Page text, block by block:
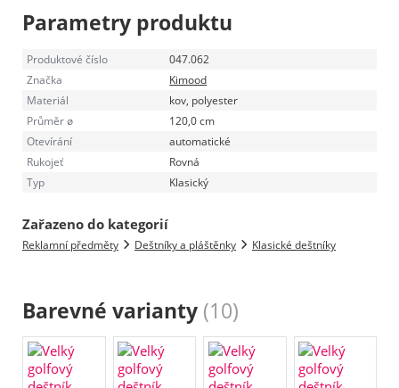
Parametry produktu
Produktové číslo
047.062
Značka
Kimood
Materiál
kov, polyester
Průměr ø
120,0 cm
Otevírání
automatické
Rukojeť
Rovná
Typ
Klasický
Zařazeno do kategorií
Reklamní předměty Deštníky a pláštěnky Klasické deštníky
Barevné varianty (10)